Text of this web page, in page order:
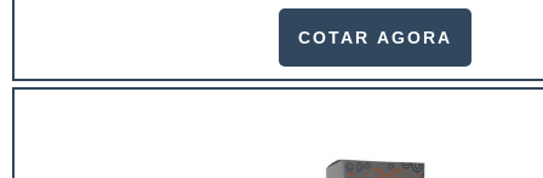
solapa é ainda melhor, porque ela possui a identidade da
personalizados para que as embalagens sejam
máquinas de última geração. Tudo isso para atrair
COTAR AGORA